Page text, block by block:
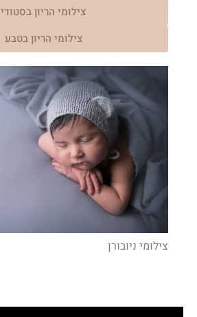
צילומי הריון בסטודי
צילומי הריון בטבע
צילומי ניובורן